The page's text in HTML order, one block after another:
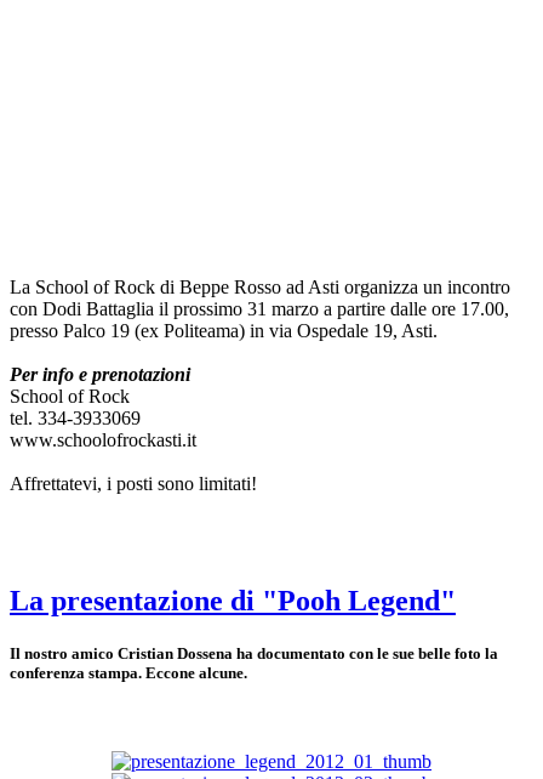
La School of Rock di Beppe Rosso ad Asti organizza un incontro
con Dodi Battaglia il prossimo 31 marzo a partire dalle ore 17.00,
presso Palco 19 (ex Politeama) in via Ospedale 19, Asti.
Per info e prenotazioni
School of Rock
tel. 334-3933069
www.schoolofrockasti.it
Affrettatevi, i posti sono limitati!
La presentazione di "Pooh Legend"
Il nostro amico Cristian Dossena ha documentato con le sue belle foto la
conferenza stampa. Eccone alcune.